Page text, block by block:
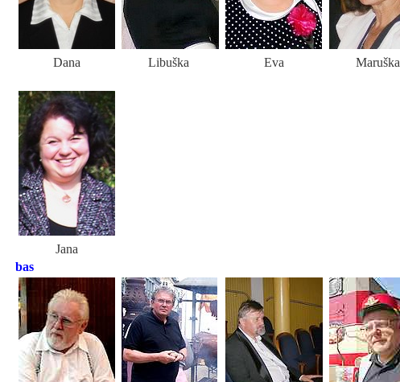
Dana Libuška Eva Maruška
Jana
bas